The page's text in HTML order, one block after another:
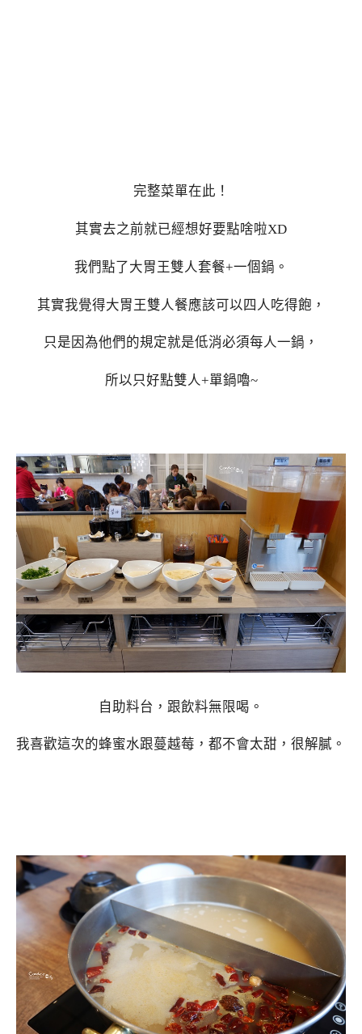
完整菜單在此！
其實去之前就已經想好要點啥啦XD
我們點了大胃王雙人套餐+一個鍋。
其實我覺得大胃王雙人餐應該可以四人吃得飽，
只是因為他們的規定就是低消必須每人一鍋，
所以只好點雙人+單鍋嚕~
自助料台，跟飲料無限喝。
我喜歡這次的蜂蜜水跟蔓越莓，都不會太甜，很解膩。